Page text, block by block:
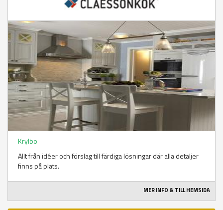
Krylbo
Allt från idéer och förslag till färdiga lösningar där alla detaljer
finns på plats.
MER INFO & TILL HEMSIDA